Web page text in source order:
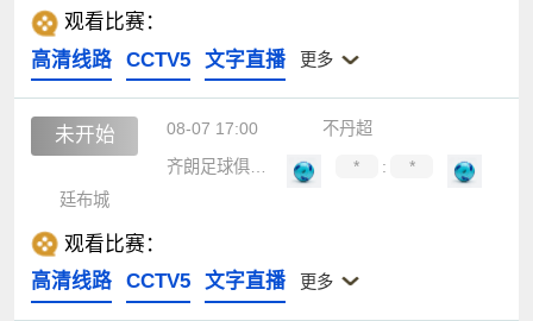
观看比赛：
高清线路
CCTV5 文字直播 更多
未开始 08-07 17:00
不丹超
齐朗足球俱乐部
* :
*
廷布城
观看比赛：
高清线路
CCTV5 文字直播 更多